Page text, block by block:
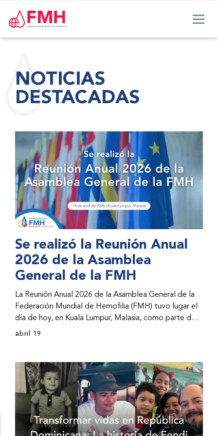
NOTICIAS
DESTACADAS
Se realizó la Reunión Anual
2026 de la Asamblea
General de la FMH
La Reunión Anual 2026 de la Asamblea General de la
Federación Mundial de Hemofilia (FMH) tuvo lugar el
día de hoy, en Kuala Lumpur, Malasia, como parte del
Congreso Mundial 2026 de la FMH. La reunión abarcó
avances por parte de la dirección de la FMH. Al
evento asistieron representantes de las organizaciones
nacionales miembros (ONM) de la FMH y otras partes
interesadas.
abril 19